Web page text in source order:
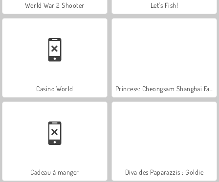
World War 2 Shooter Let's Fish!
Casino World
Cadeau à manger Diva des Paparazzis : Goldie